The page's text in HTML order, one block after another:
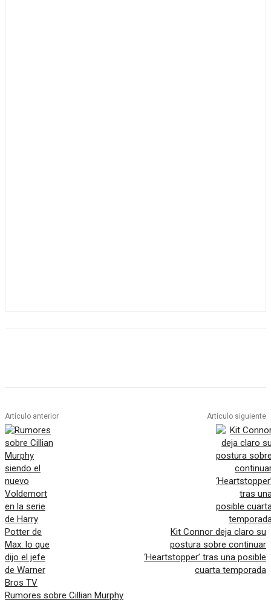
Artículo anterior
Rumores sobre Cillian Murphy
Artículo siguiente
Kit Connor deja claro su
postura sobre continuar
‘Heartstopper’ tras una posible
cuarta temporada